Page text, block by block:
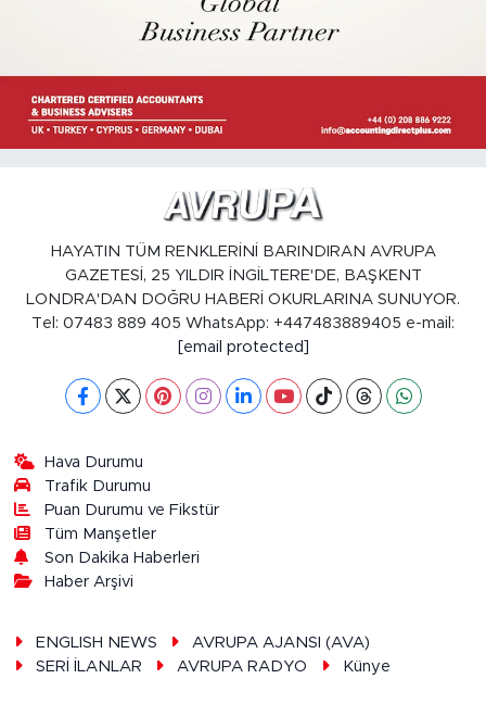
HAYATIN TÜM RENKLERİNİ BARINDIRAN AVRUPA
GAZETESİ, 25 YILDIR İNGİLTERE'DE, BAŞKENT
LONDRA'DAN DOĞRU HABERİ OKURLARINA SUNUYOR.
Tel: 07483 889 405 WhatsApp: +447483889405 e-mail:
[email protected]
Hava Durumu
Trafik Durumu
Puan Durumu ve Fikstür
Tüm Manşetler
Son Dakika Haberleri
Haber Arşivi
ENGLISH NEWS
AVRUPA AJANSI (AVA)
SERİ İLANLAR
AVRUPA RADYO Künye